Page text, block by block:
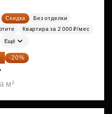
Скидка
Без отделки
Квартира за 2 000 ₽/мес
Ещё
-20%
м²